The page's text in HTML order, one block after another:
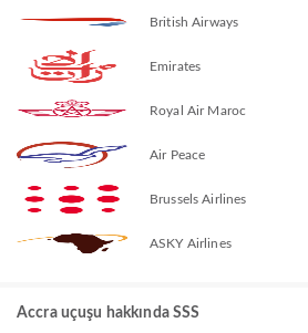
British Airways
Emirates
Royal Air Maroc
Air Peace
Brussels Airlines
ASKY Airlines
Accra uçuşu hakkında SSS